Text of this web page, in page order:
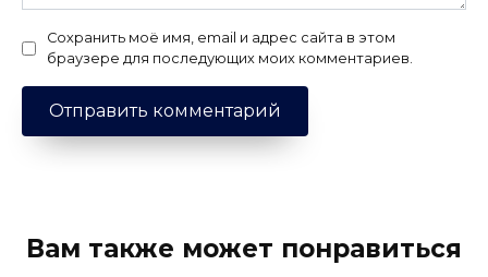
Сохранить моё имя, email и адрес сайта в этом
браузере для последующих моих комментариев.
Вам также может понравиться